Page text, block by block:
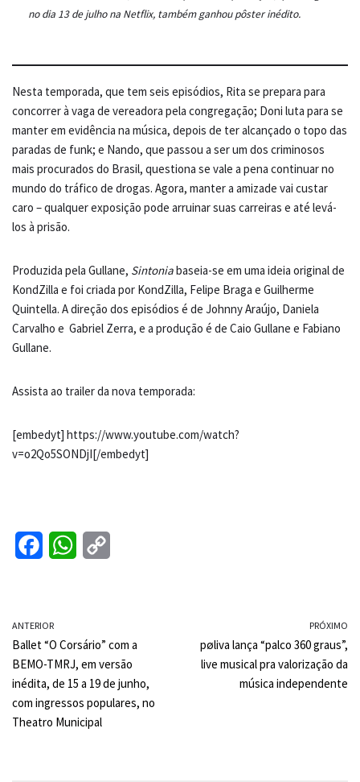
no dia 13 de julho na Netflix, também ganhou pôster inédito.
Nesta temporada, que tem seis episódios, Rita se prepara para
concorrer à vaga de vereadora pela congregação; Doni luta para se
manter em evidência na música, depois de ter alcançado o topo das
paradas de funk; e Nando, que passou a ser um dos criminosos
mais procurados do Brasil, questiona se vale a pena continuar no
mundo do tráfico de drogas. Agora, manter a amizade vai custar
caro – qualquer exposição pode arruinar suas carreiras e até levá-
los à prisão.
Produzida pela Gullane, Sintoniabaseia-se em uma ideia original de
KondZilla e foi criada por KondZilla, Felipe Braga e Guilherme
Quintella. A direção dos episódios é de Johnny Araújo, Daniela
Carvalho e Gabriel Zerra, e a produção é de Caio Gullane e Fabiano
Gullane.
Assista ao trailer da nova temporada:
[embedyt] https://www.youtube.com/watch?
v=o2Qo5SONDjI[/embedyt]
e
o
o
A
p
i
n
ANTERIOR
Ballet “O Corsário” com a
BEMO-TMRJ, em versão
inédita, de 15 a 19 de junho,
com ingressos populares, no
Theatro Municipal
PRÓXIMO
pøliva lança “palco 360 graus”,
live musical pra valorização da
música independente